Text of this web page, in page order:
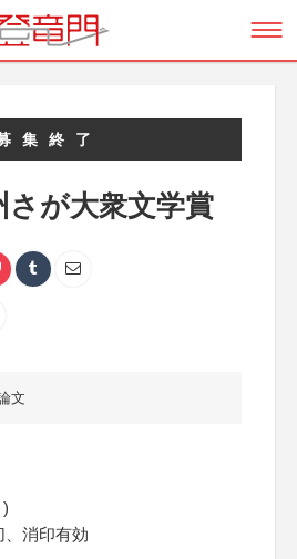
集終了
さが大衆文学賞
文
、消印有効